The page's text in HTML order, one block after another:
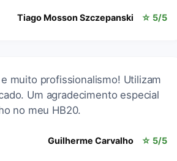
Tiago Mosson Szczepanski ☆ 5/5
muito profissionalismo! Utilizam
Um agradecimento especial
no meu HB20.
Guilherme Carvalho ☆ 5/5